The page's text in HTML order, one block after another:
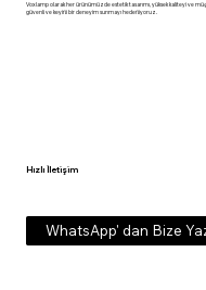
Voxlamp olarak her ürünümüzde estetik tasarımı, yüksek kaliteyi ve
güvenli ve keyifli bir deneyim sunmayı hedefliyoruz.
Hızlı İletişim
WhatsApp' dan Bize